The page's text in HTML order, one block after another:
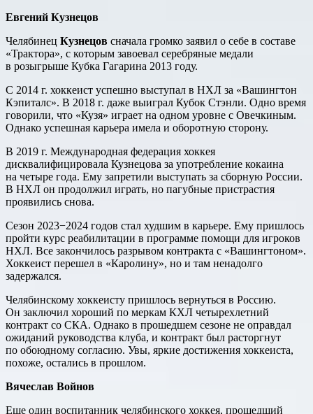
Евгений Кузнецов
Челябинец Кузнецов сначала громко заявил о себе в составе
«Трактора», с которым завоевал серебряные медали
в розыгрыше Кубка Гагарина 2013 году.
С 2014 г. хоккеист успешно выступал в НХЛ за «Вашингтон
Кэпиталс». В 2018 г. даже выиграл Кубок Стэнли. Одно время
говорили, что «Кузя» играет на одном уровне с Овечкиным.
Однако успешная карьера имела и оборотную сторону.
В 2019 г. Международная федерация хоккея
дисквалифицировала Кузнецова за употребление кокаина
на четыре года. Ему запретили выступать за сборную России.
В НХЛ он продолжил играть, но пагубные пристрастия
проявились снова.
Сезон 2023−2024 годов стал худшим в карьере. Ему пришлось
пройти курс реабилитации в программе помощи для игроков
НХЛ. Все закончилось разрывом контракта с «Вашингтоном».
Хоккеист перешел в «Каролину», но и там ненадолго
задержался.
Челябинскому хоккеисту пришлось вернуться в Россию.
Он заключил хороший по меркам КХЛ четырехлетний
контракт со СКА. Однако в прошедшем сезоне не оправдал
ожиданий руководства клуба, и контракт был расторгнут
по обоюдному согласию. Увы, яркие достижения хоккеиста,
похоже, остались в прошлом.
Вячеслав Войнов
Еще один воспитанник челябинского хоккея, прошедший